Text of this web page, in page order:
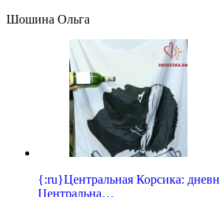
Шошина Ольга
{:ru}Центральная Корсика:
Центральна…